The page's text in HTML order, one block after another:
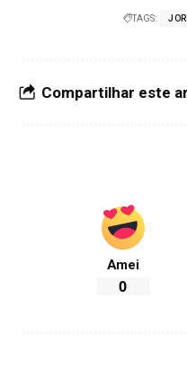
TAGS:
Compartilhar este
Amei
0